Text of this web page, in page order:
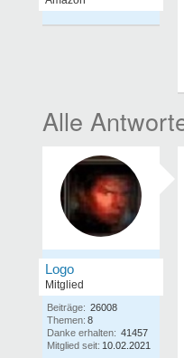
Logo
Mitglied
Beiträge: 26008
Themen: 8
Danke erhalten: 41457
Mitglied seit: 10.02.2021